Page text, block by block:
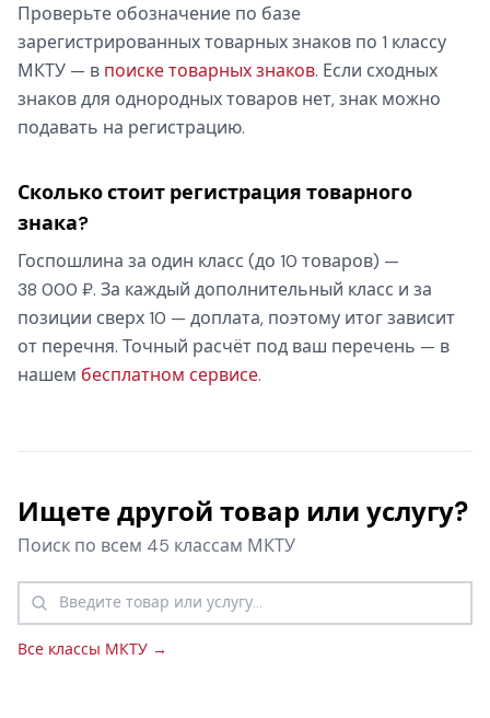
Проверьте обозначение по базе
зарегистрированных товарных знаков по 1 классу
МКТУ — в поиске товарных знаков. Если сходных
знаков для однородных товаров нет, знак можно
подавать на регистрацию.
Сколько стоит регистрация товарного
знака?
Госпошлина за один класс (до 10 товаров) —
38 000 ₽. За каждый дополнительный класс и за
позиции сверх 10 — доплата, поэтому итог зависит
от перечня. Точный расчёт под ваш перечень — в
нашем бесплатном сервисе.
Ищете другой товар или услугу?
Поиск по всем 45 классам МКТУ
Все классы МКТУ →